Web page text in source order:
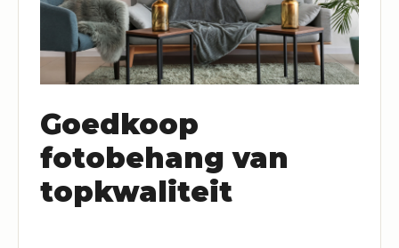
Goedkoop
fotobehang van
topkwaliteit